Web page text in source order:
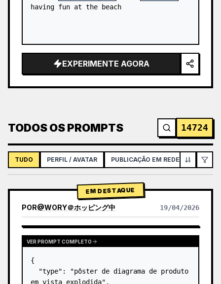
having fun at the beach
EXPERIMENTE AGORA
TODOS OS PROMPTS 14724
TUDO PERFIL / AVATAR PUBLICAÇÃO EM REDES SOCIAIS
EM DESTAQUE
POR@WORY＠ホッピング中 19/04/2026
VER PROMPT COMPLETO
{
  "type": "pôster de diagrama de produto
em vista explodida",